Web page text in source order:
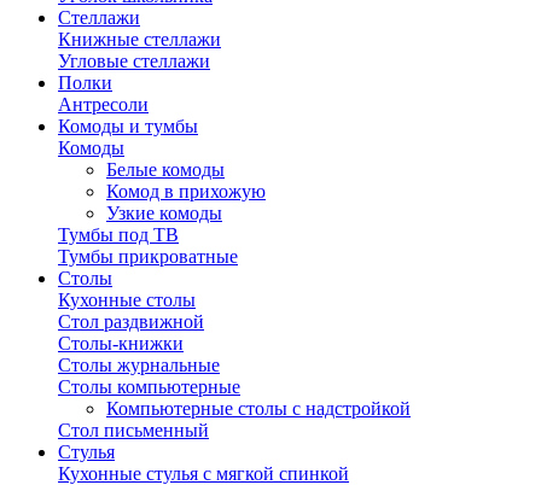
Стеллажи
Книжные стеллажи
Угловые стеллажи
Полки
Антресоли
Комоды и тумбы
Комоды
Белые комоды
Комод в прихожую
Узкие комоды
Тумбы под ТВ
Тумбы прикроватные
Столы
Кухонные столы
Стол раздвижной
Столы-книжки
Столы журнальные
Столы компьютерные
Компьютерные столы с надстройкой
Стол письменный
Стулья
Кухонные стулья с мягкой спинкой